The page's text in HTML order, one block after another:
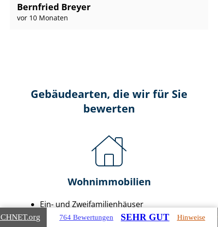
Bernfried Breyer
vor 10 Monaten
Gebäudearten, die wir für Sie
bewerten
Wohnimmobilien
Ein- und Zwei­fa­mi­li­en­häu­ser
Doppel- & Reihenhäuser
.org 764 Bewertungen SEHR GUT Hinweise